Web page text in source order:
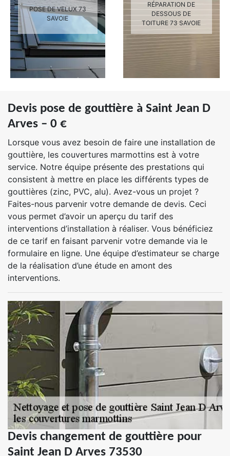
POSE DE VELUX 73
SAVOIE
RÉPARATION DE
DESSOUS DE
TOITURE 73 SAVOIE
Devis pose de gouttière à Saint Jean D
Arves – 0 €
Lorsque vous avez besoin de faire une installation de
gouttière, les couvertures marmottins est à votre
service. Notre équipe présente des prestations qui
consistent à mettre en place les différents types de
gouttières (zinc, PVC, alu). Avez-vous un projet ?
Faites-nous parvenir votre demande de devis. Ceci
vous permet d’avoir un aperçu du tarif des
interventions d’installation à réaliser. Vous bénéficiez
de ce tarif en faisant parvenir votre demande via le
formulaire en ligne. Une équipe d’estimateur se charge
de la réalisation d’une étude en amont des
interventions.
Devis changement de gouttière pour
Saint Jean D Arves 73530